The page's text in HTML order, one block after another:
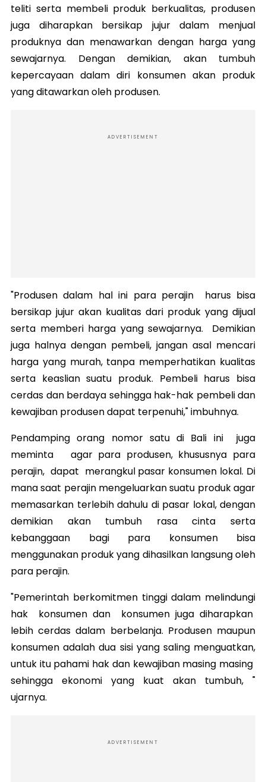
teliti serta membeli produk berkualitas, produsen
juga diharapkan bersikap jujur dalam menjual
produknya dan menawarkan dengan harga yang
sewajarnya. Dengan demikian, akan tumbuh
kepercayaan dalam diri konsumen akan produk
yang ditawarkan oleh produsen.
ADVERTISEMENT
"Produsen dalam hal ini para perajin harus bisa
bersikap jujur akan kualitas dari produk yang dijual
serta memberi harga yang sewajarnya. Demikian
juga halnya dengan pembeli, jangan asal mencari
harga yang murah, tanpa memperhatikan kualitas
serta keaslian suatu produk. Pembeli harus bisa
cerdas dan berdaya sehingga hak-hak pembeli dan
kewajiban produsen dapat terpenuhi," imbuhnya.
Pendamping orang nomor satu di Bali ini juga
meminta agar para produsen, khususnya para
perajin, dapat merangkul pasar konsumen lokal. Di
mana saat perajin mengeluarkan suatu produk agar
memasarkan terlebih dahulu di pasar lokal, dengan
demikian akan tumbuh rasa cinta serta
kebanggaan bagi para konsumen bisa
menggunakan produk yang dihasilkan langsung oleh
para perajin.
"Pemerintah berkomitmen tinggi dalam melindungi
hak konsumen dan konsumen juga diharapkan
lebih cerdas dalam berbelanja. Produsen maupun
konsumen adalah dua sisi yang saling menguatkan,
untuk itu pahami hak dan kewajiban masing masing
sehingga ekonomi yang kuat akan tumbuh, "
ujarnya.
ADVERTISEMENT